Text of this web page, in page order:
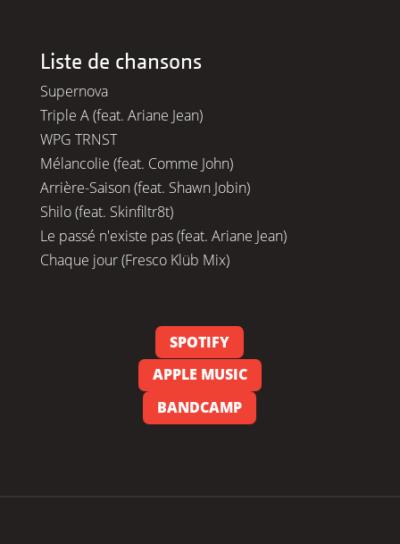
Liste de chansons
Supernova
Triple A (feat. Ariane Jean)
WPG TRNST
Mélancolie (feat. Comme John)
Arrière-Saison (feat. Shawn Jobin)
Shilo (feat. Skinfiltr8t)
Le passé n'existe pas (feat. Ariane Jean)
Chaque jour (Fresco Klüb Mix)
SPOTIFY
APPLE MUSIC
BANDCAMP